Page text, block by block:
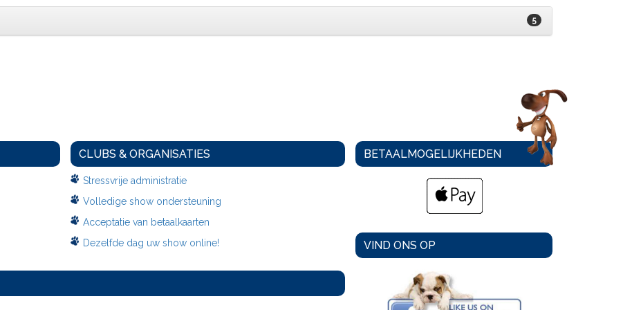
5
CLUBS & ORGANISATIES
Stressvrije administratie
Volledige show ondersteuning
Acceptatie van betaalkaarten
Dezelfde dag uw show online!
BETAALMOGELIJKHEDEN
VIND ONS OP